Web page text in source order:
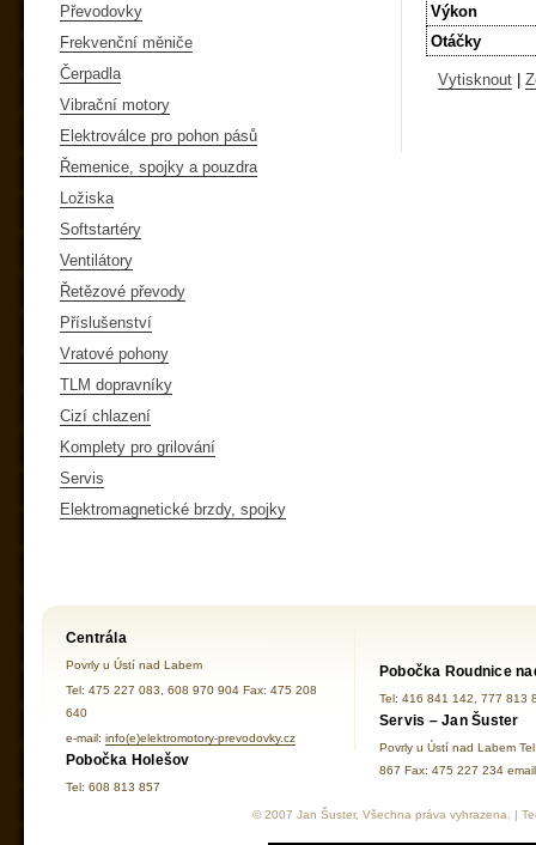
Převodovky
Frekvenční měniče
Čerpadla
Vibrační motory
Elektroválce pro pohon pásů
Řemenice, spojky a pouzdra
Ložiska
Softstartéry
Ventilátory
Řetězové převody
Příslušenství
Vratové pohony
TLM dopravníky
Cizí chlazení
Komplety pro grilování
Servis
Elektromagnetické brzdy, spojky
Výkon
Otáčky
Vytisknout
Centrála
Povrly u Ústí nad Labem
Tel: 475 227 083, 608 970 904 Fax: 475 208
640
e-mail: info(e)elektromotory-prevodovky.cz
Pobočka Holešov
Tel: 608 813 857
Pobočka Roudnice
Tel: 416 841 142, 777 813
Servis – Jan Šuster
Povrly u Ústí nad Labem
867 Fax: 475 227 234
© 2007 Jan Šuster, Všechna práva vyhrazena. |